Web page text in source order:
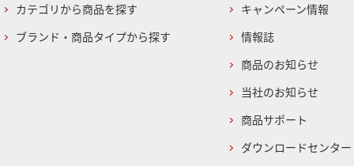
カテゴリから商品を探す
ブランド・商品タイプから探す
キャンペーン情報
情報誌
商品のお知らせ
当社のお知らせ
商品サポート
ダウンロードセンター